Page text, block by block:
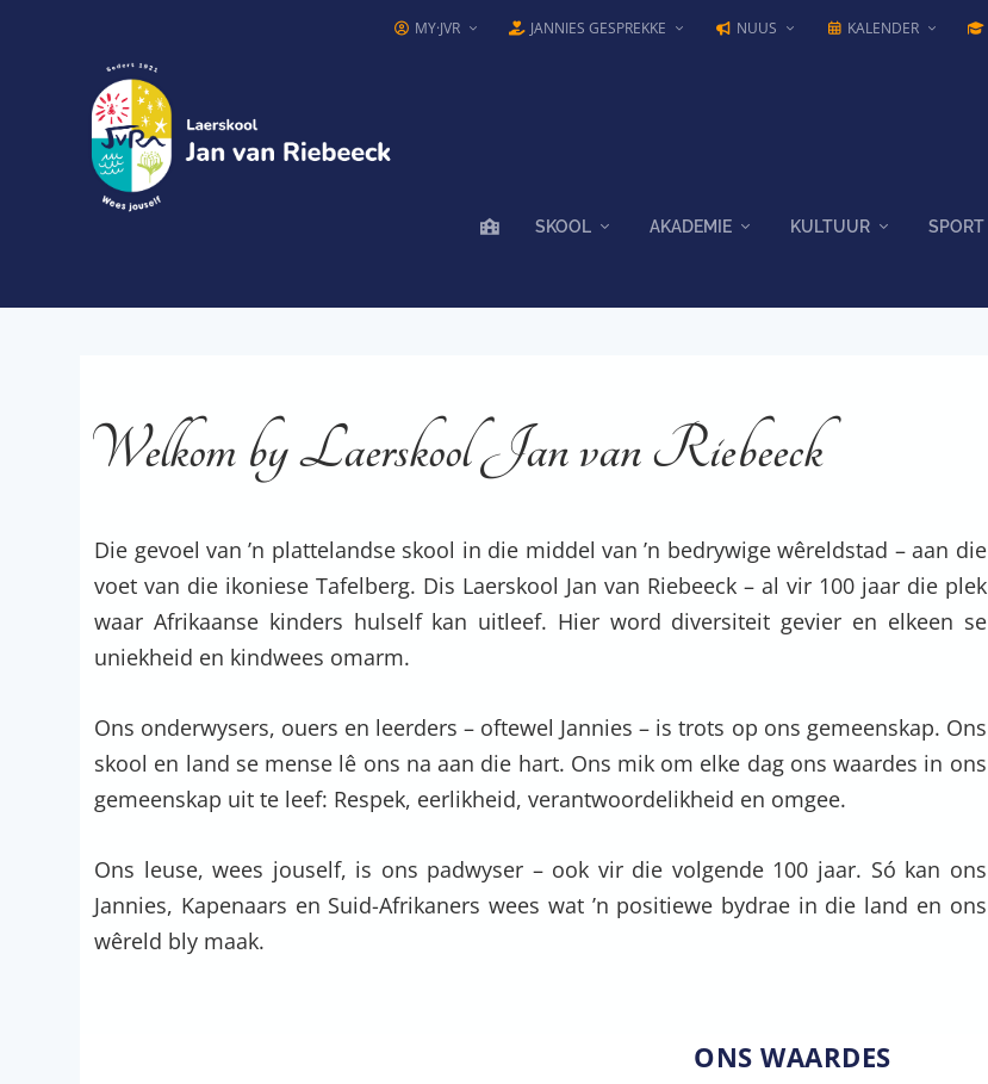
MY·JVR JANNIES GESPREKKE NUUS KALENDER
SKOOL AKADEMIE KULTUUR SPORT
Welkom by Laerskool Jan van Riebeeck
Die gevoel van ’n plattelandse skool in die middel van ’n bedrywige wêreldstad – aan die
voet van die ikoniese Tafelberg. Dis Laerskool Jan van Riebeeck – al vir 100 jaar die plek
waar Afrikaanse kinders hulself kan uitleef. Hier word diversiteit gevier en elkeen se
uniekheid en kindwees omarm.
Ons onderwysers, ouers en leerders – oftewel Jannies – is trots op ons gemeenskap. Ons
skool en land se mense lê ons na aan die hart. Ons mik om elke dag ons waardes in ons
gemeenskap uit te leef: Respek, eerlikheid, verantwoordelikheid en omgee.
Ons leuse, wees jouself, is ons padwyser – ook vir die volgende 100 jaar. Só kan ons
Jannies, Kapenaars en Suid-Afrikaners wees wat ’n positiewe bydrae in die land en ons
wêreld bly maak.
ONS WAARDES